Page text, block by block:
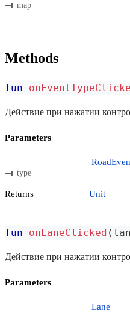
map
Methods
fun
Действие при нажатии
Parameters
type
Returns Unit
fun onLaneClicked (
Действие при нажатии
Parameters
Lane